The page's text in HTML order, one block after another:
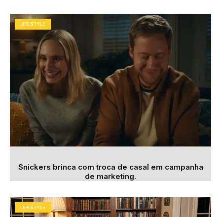
LIFESTYLE
Snickers brinca com troca de casal em campanha
de marketing.
LIFESTYLE